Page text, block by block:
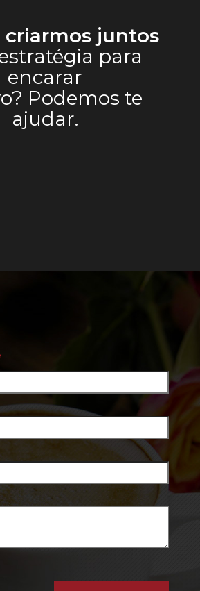
criarmos juntos
para
encarar
Podemos te
ajudar.